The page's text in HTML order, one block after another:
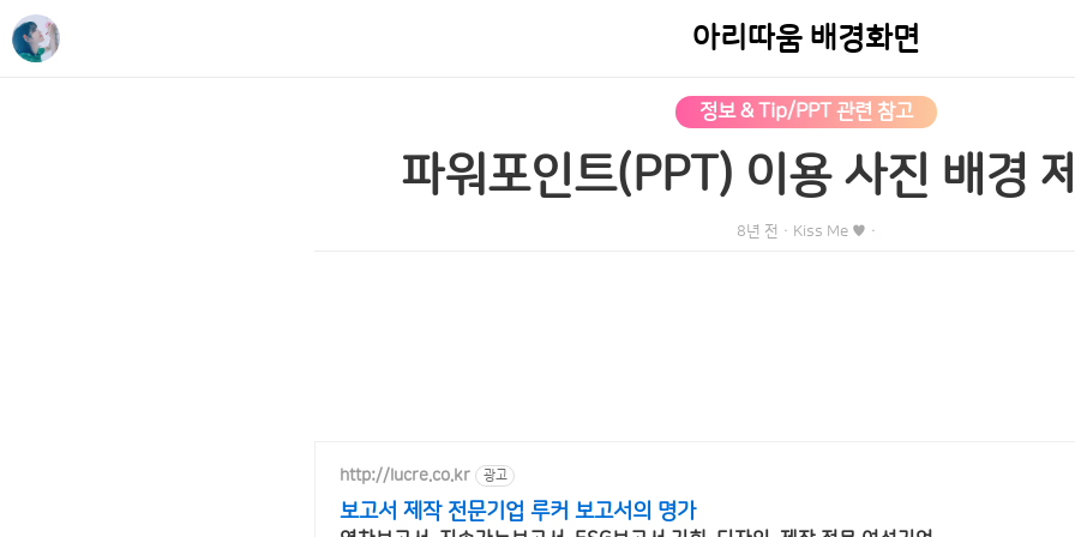
아리따움 배경화면
정보 & Tip/PPT 관련 참고
파워포인트(PPT) 이용 사진 배경
8년 전 · Kiss Me ♥ ·
http://lucre.co.kr 광고
보고서 제작 전문기업 루커 보고서의 명가